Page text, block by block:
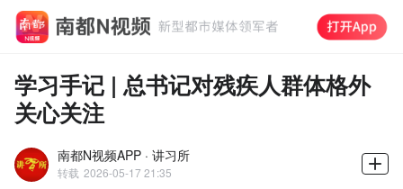
学习手记 | 总书记对残疾人群体格外
关心关注
南都N视频APP · 讲习所
转载 2026-05-17 21:35